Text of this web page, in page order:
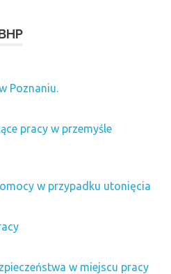
Poznaniu.
pracy w przemyśle
w przypadku utonięcia
w miejscu pracy